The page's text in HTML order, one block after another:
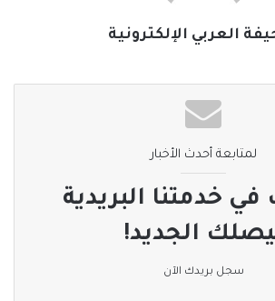
العربي الإلكترونية
لمتابعة أحدث الأخبار
خدمتنا البريدية
الجديد!
سجل بريدك الآن